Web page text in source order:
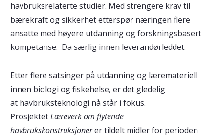
havbruksrelaterte studier. Med strengere krav til
bærekraft og sikkerhet etterspør næringen flere
ansatte med høyere utdanning og forskningsbasert
kompetanse. Da særlig innen leverandørleddet.
Etter flere satsinger på utdanning og læremateriell
innen biologi og fiskehelse, er det gledelig
at havbruksteknologi nå står i fokus.
ProsjektetLæreverk om flytende
havbrukskonstruksjonerer tildelt midler for perioden